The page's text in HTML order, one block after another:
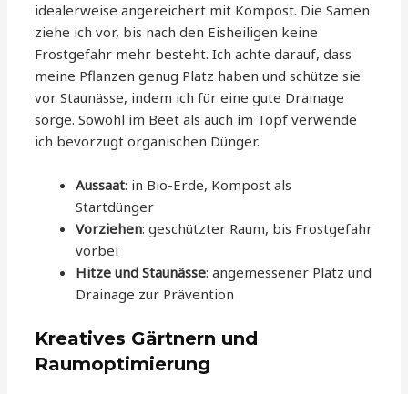
idealerweise angereichert mit Kompost. Die Samen
ziehe ich vor, bis nach den Eisheiligen keine
Frostgefahr mehr besteht. Ich achte darauf, dass
meine Pflanzen genug Platz haben und schütze sie
vor Staunässe, indem ich für eine gute Drainage
sorge. Sowohl im Beet als auch im Topf verwende
ich bevorzugt organischen Dünger.
Aussaat: in Bio-Erde, Kompost als
Startdünger
Vorziehen: geschützter Raum, bis Frostgefahr
vorbei
Hitze und Staunässe: angemessener Platz und
Drainage zur Prävention
Kreatives Gärtnern und
Raumoptimierung